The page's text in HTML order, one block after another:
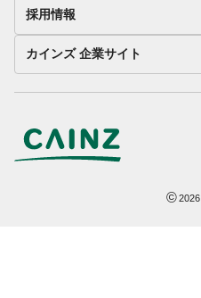
採用情報
カインズ 企業サイト
©2026